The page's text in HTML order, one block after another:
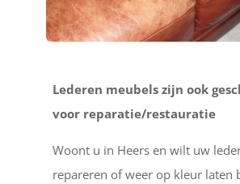
Lederen meubels zijn ook
voor reparatie/restauratie
Woont u in Heers en wilt uw
repareren of weer op kleur laten